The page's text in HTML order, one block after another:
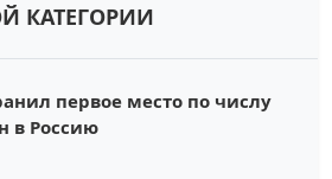
КАТЕГОРИИ
первое место по числу
в Россию